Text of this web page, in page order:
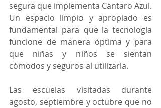
segura que implementa Cántaro Azul.
Un espacio limpio y apropiado es
fundamental para que la tecnología
funcione de manera óptima y para
que niñas y niños se sientan
cómodos y seguros al utilizarla.
Las escuelas visitadas durante
agosto, septiembre y octubre que no